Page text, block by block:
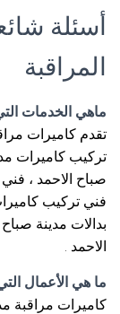
أسئلة
المراقبة
ماهي الخدمات
تقدم كاميرات
تركيب كاميرات
صباح الاحمد ،
فني تركيب
بدالات مدينة
الاحمد .
ما هي الأعمال
كاميرات مراقبة